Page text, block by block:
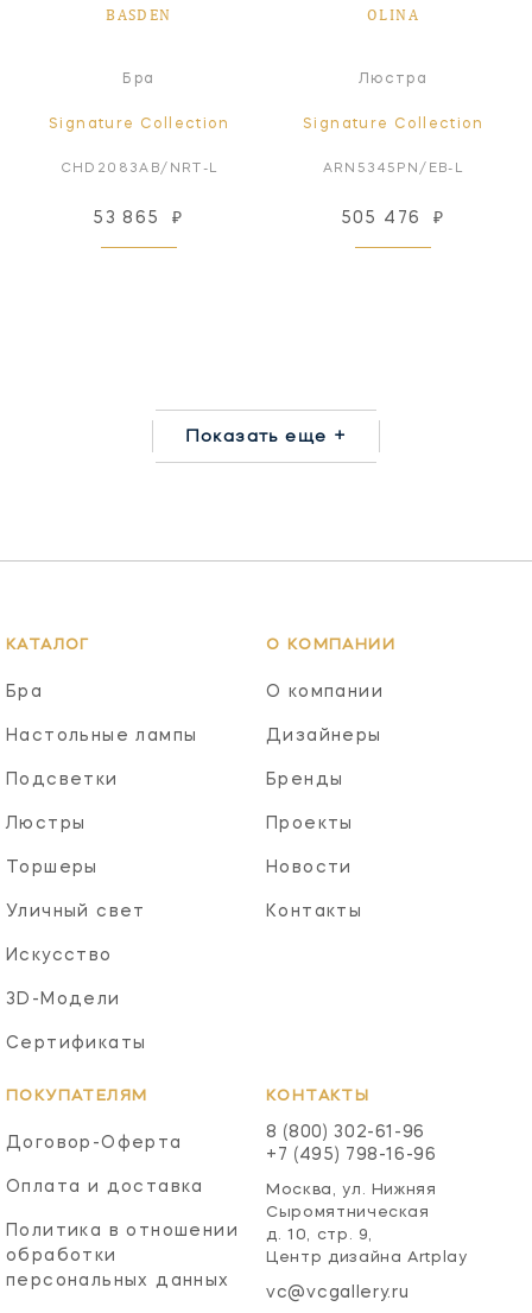
BASDEN
Бра
Signature Collection
CHD2083AB/NRT-L
53 865 ₽
OLINA
Люстра
Signature Collection
ARN5345PN/EB-L
505 476 ₽
Показать еще +
КАТАЛОГ
Бра
Настольные лампы
Подсветки
Люстры
Торшеры
Уличный свет
Искусство
3D-Модели
Сертификаты
О КОМПАНИИ
О компании
Дизайнеры
Бренды
Проекты
Новости
Контакты
ПОКУПАТЕЛЯМ
Договор-Оферта
Оплата и доставка
Политика в отношении
обработки
персональных данных
КОНТАКТЫ
8 (800) 302-61-96
+7 (495) 798-16-96
Москва, ул. Нижняя
Сыромятническая
д. 10, стр. 9,
Центр дизайна Artplay
vc@vcgallery.ru